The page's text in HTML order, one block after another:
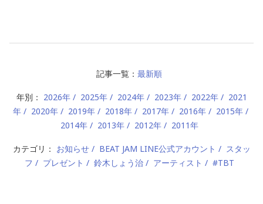
記事一覧： 最新順
年別： 2026年 2025年 2024年 2023年 2022年
2021
年
2020年 2019年 2018年 2017年 2016年
2015年
2014年
2013年 2012年 2011年
カテゴリ： お知らせ BEAT JAM LINE公式アカウント
スタッ
フ
プレゼント 鈴木しょう治 アーティスト #TBT